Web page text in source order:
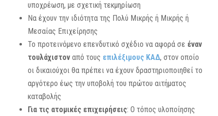
υποχρέωση, με σχετική τεκμηρίωση
Να έχουν την ιδιότητα της Πολύ Μικρής ή Μικρής ή
Μεσαίας Επιχείρησης
Το προτεινόμενο επενδυτικό σχέδιο να αφορά σε έναν
τουλάχιστοναπό τους επιλέξιμους ΚΑΔ, στον οποίο
οι δικαιούχοι θα πρέπει να έχουν δραστηριοποιηθεί το
αργότερο έως την υποβολή του πρώτου αιτήματος
καταβολής
Για τις ατομικές επιχειρήσεις: Ο τόπος υλοποίησης